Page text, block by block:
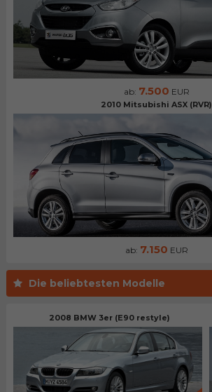
ab: 7.500 EUR
2010 Mitsubishi ASX (RVR)
ab: 7.150 EUR
Die beliebtesten Modelle
2008 BMW 3er (E90 restyle)